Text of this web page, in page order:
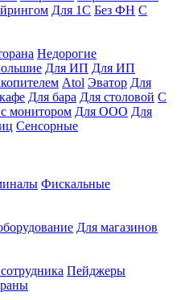
Для 1С Без ФН С
Недорогие
Для ИП Для ИП
Atol Эватор Для
Для бара Для столовой С
с монитором Для ООО Для
Сенсорные
Фискальные
Для магазинов
Пейджеры